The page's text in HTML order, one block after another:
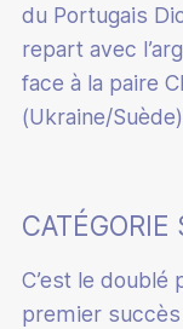
du Portugais
repart avec
face à la paire
(Ukraine/
CATÉGORIE
C’est le doublé
premier